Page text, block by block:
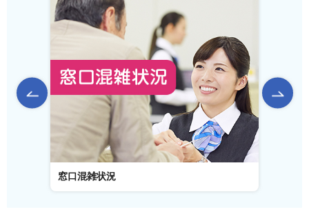
前のスライドを表示
窓口混雑状況